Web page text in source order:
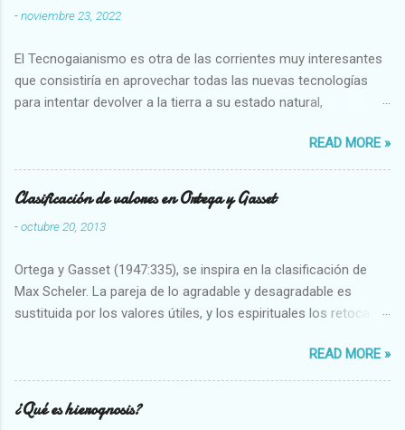
-noviembre 23, 2022
El Tecnogaianismo es otra de las corrientes muy interesantes
que consistiría en aprovechar todas las nuevas tecnologías
para intentar devolver a la tierra a su estado natural,
READ MORE »
Clasificación de valores en Ortega y Gasset
-octubre 20, 2013
Ortega y Gasset (1947:335), se inspira en la clasificación de
Max Scheler. La pareja de lo agradable y desagradable es
sustituida por los valores útiles, y los espirituales los retoca.
Abundante-Escaso,etc 2 VITALES Sano-Enfermo Selecto-
Vulgar Enérgico-Inerte Fuerte-Débil,etc. 3 ESPIRITUALES a)
Intelectuales Conocimiento-Error Exacto-Aproximado
Evidente-Probable,etc b) Morales Bueno-malo Bondadoso-
READ MORE »
¿Qué es hierognosis?